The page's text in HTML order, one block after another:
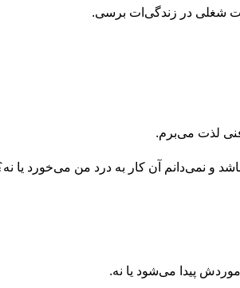
شغلی در زندگی‌‌ات برسی.
فنی لذت می‌برم.
و نمی‌دانم آن کار به درد من می‌خورد یا
پیدا می‌شود یا نه.